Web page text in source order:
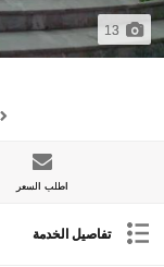
13
اطلب السعر
تفاصيل الخدمة